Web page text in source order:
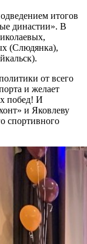
итогов
династии». В
(Слюдянка),
от всего
и желает
побед! И
и Яковлеву
спортивного